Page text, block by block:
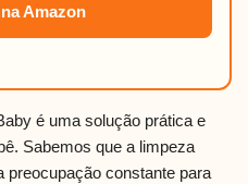
Amazon
é uma solução prática e
Sabemos que a limpeza
preocupação constante para